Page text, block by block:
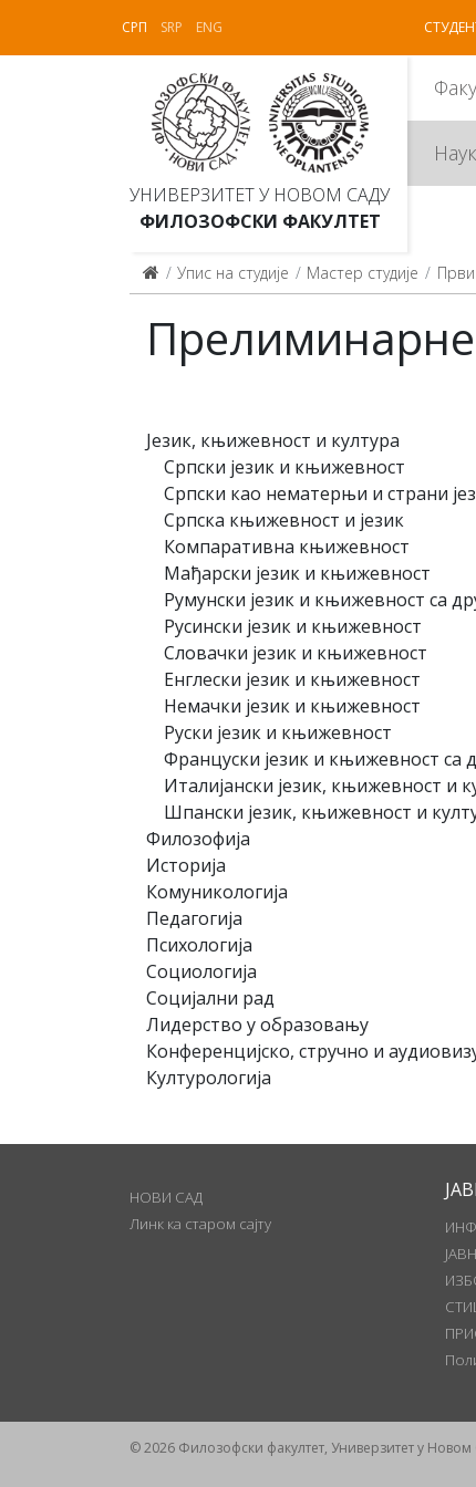
СРП SRP ENG
УНИВЕРЗИТЕТ У НОВОМ САДУ
ФИЛОЗОФСКИ ФАКУЛТЕТ
Упис на студије Мастер студије
Прелиминарне
Језик, књижевност и култура
Српски језик и књижевност
Српски као нематерњи и страни
Српска књижевност и језик
Компаративна књижевност
Мађарски језик и књижевност
Румунски језик и књижевност са
Русински језик и књижевност
Словачки језик и књижевност
Енглески језик и књижевност
Немачки језик и књижевност
Руски језик и књижевност
Француски језик и књижевност са
Италијански језик, књижевност и
Шпански језик, књижевност и
Филозофија
Историја
Комуникологија
Педагогија
Психологија
Социологија
Социјални рад
Лидерство у образовању
Конференцијско, стручно и
Културологија
НОВИ САД
Линк ка старом сајту
© 2026 Филозофски факултет, Универзитет у Новом